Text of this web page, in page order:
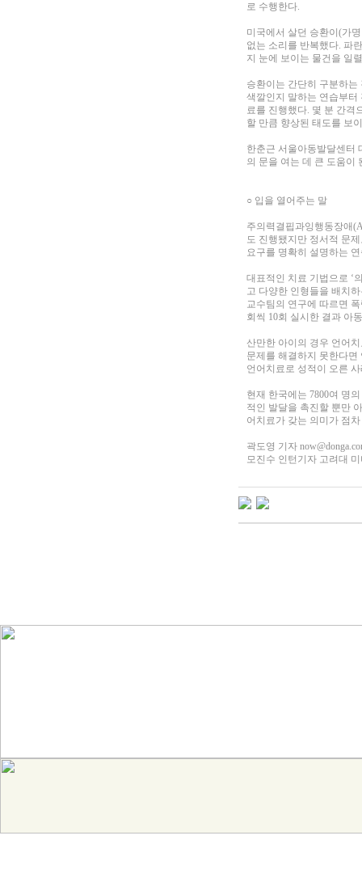
로 수행한다.
미국에서 살던 승환이(가
없는 소리를 반복했다. 파
지 눈에 보이는 물건을 일
승환이는 간단히 구분하
색깔인지 말하는 연습부터
료를 진행했다. 몇 분 간격
할 만큼 향상된 태도를 보
한춘근 서울아동발달센터
의 문을 여는 데 큰 도움이
○ 입을 열어주는 말
주의력결핍과잉행동장애
도 진행됐지만 정서적 문
요구를 명확히 설명하는
대표적인 치료 기법으로 ‘
고 다양한 인형들을 배치
교수팀의 연구에 따르면
회씩 10회 실시한 결과 아
산만한 아이의 경우 언어
문제를 해결하지 못한다
언어치료로 성적이 오른
현재 한국에는 7800여 명
적인 발달을 촉진할 뿐만
어치료가 갖는 의미가 점
곽도영 기자
모진수 인턴기자 고려대